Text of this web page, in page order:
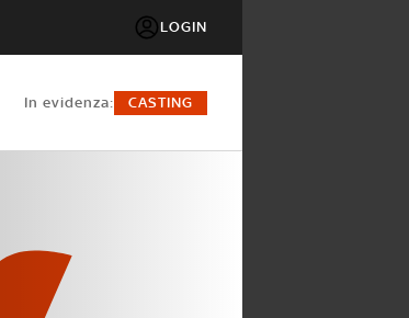
LOGIN
in evidenza: CASTING